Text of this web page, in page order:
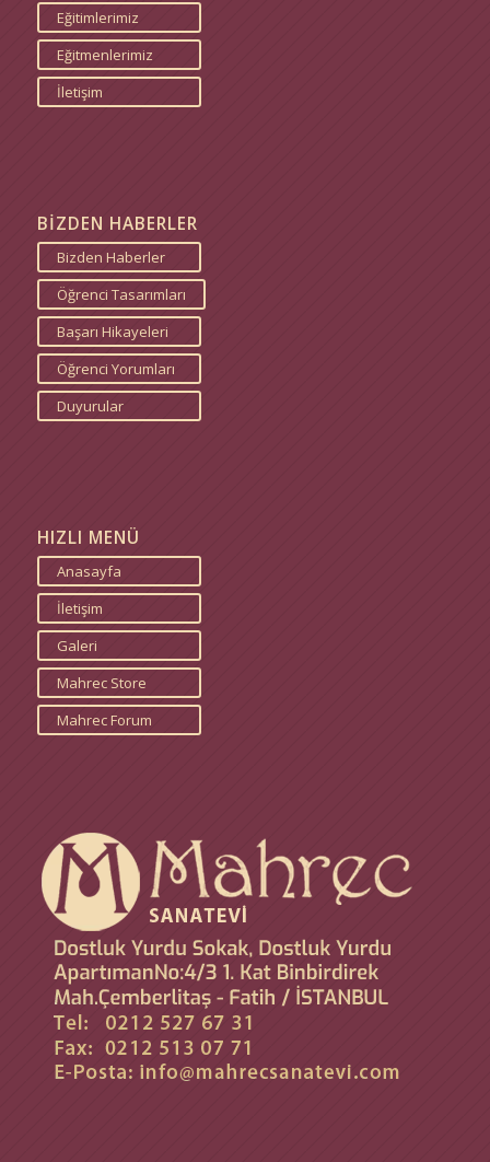
Eğitimlerimiz
Eğitmenlerimiz
İletişim
BİZDEN HABERLER
Bizden Haberler
Öğrenci Tasarımları
Başarı Hikayeleri
Öğrenci Yorumları
Duyurular
HIZLI MENÜ
Anasayfa
İletişim
Galeri
Mahrec Store
Mahrec Forum